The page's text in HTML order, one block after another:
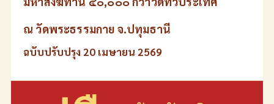
ณ วัดพระธรรมกาย จ.ปทุมธานี
ฉบับปรับปรุง 20 เมษายน 2569